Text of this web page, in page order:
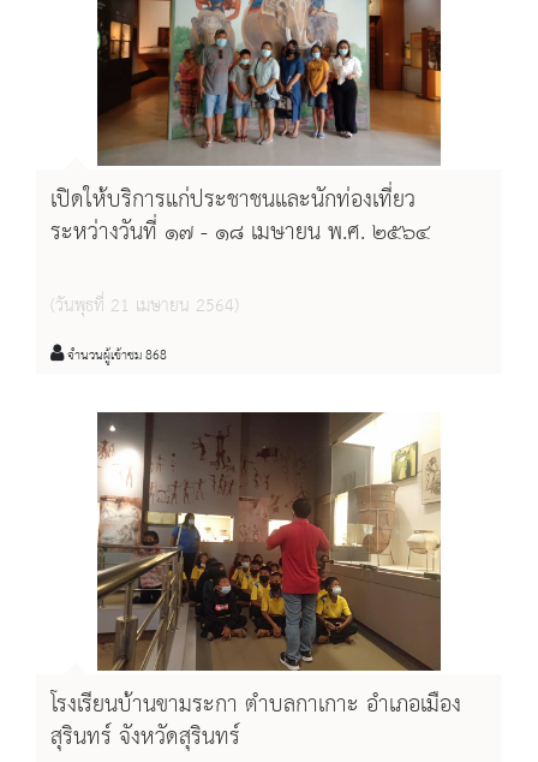
เปิดให้บริการแก่ประชาชนและนักท่องเที่ยว
ระหว่างวันที่ ๑๗ - ๑๘ เมษายน พ.ศ. ๒๕๖๔
(วันพุธที่ 21 เมษายน 2564)
จำนวนผู้เข้าชม 868
โรงเรียนบ้านขามระกา ตำบลกาเกาะ อำเภอเมือง
สุรินทร์ จังหวัดสุรินทร์